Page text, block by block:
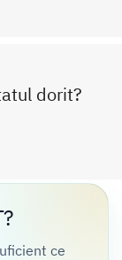
dorit?
ce